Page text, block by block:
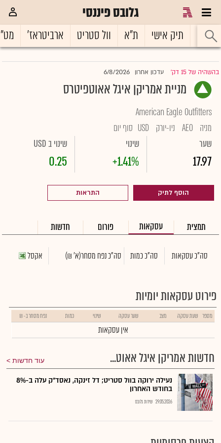
גלובס פיננסי
ראשי תיק אישי ת"א וול סטריט ארביטראז'
בהשהיה של 15 דק' |עדכון אחרון 6/8/2026
מניית אמריקן איגל אאוטפיטרס
American Eagle Outfitters
מניה AEO ניו-יורק USD סוף יום
שער
17.97
שינוי
+1.41%
שינוי ב USD
0.25
הוסף לתיק התראות
תמצית עסקאות פורום חדשות
סה"כ עסקאות סה"כ כמות סה"כ נפח מסחר(א' ₪) אקסל
פירוט עסקאות יומיות
מספר שעת עסקה מצב שער עסקה שינוי כמות נפח מסחר ב- ₪
אין עסקאות
חדשות אמריקן איגל אאוט... עוד חדשות
נעילה ירוקה בוול סטריט; דל זינקה, נאסד"ק עלה ב-8%
בחודש האחרון
29.05.2026 שירות גלובס